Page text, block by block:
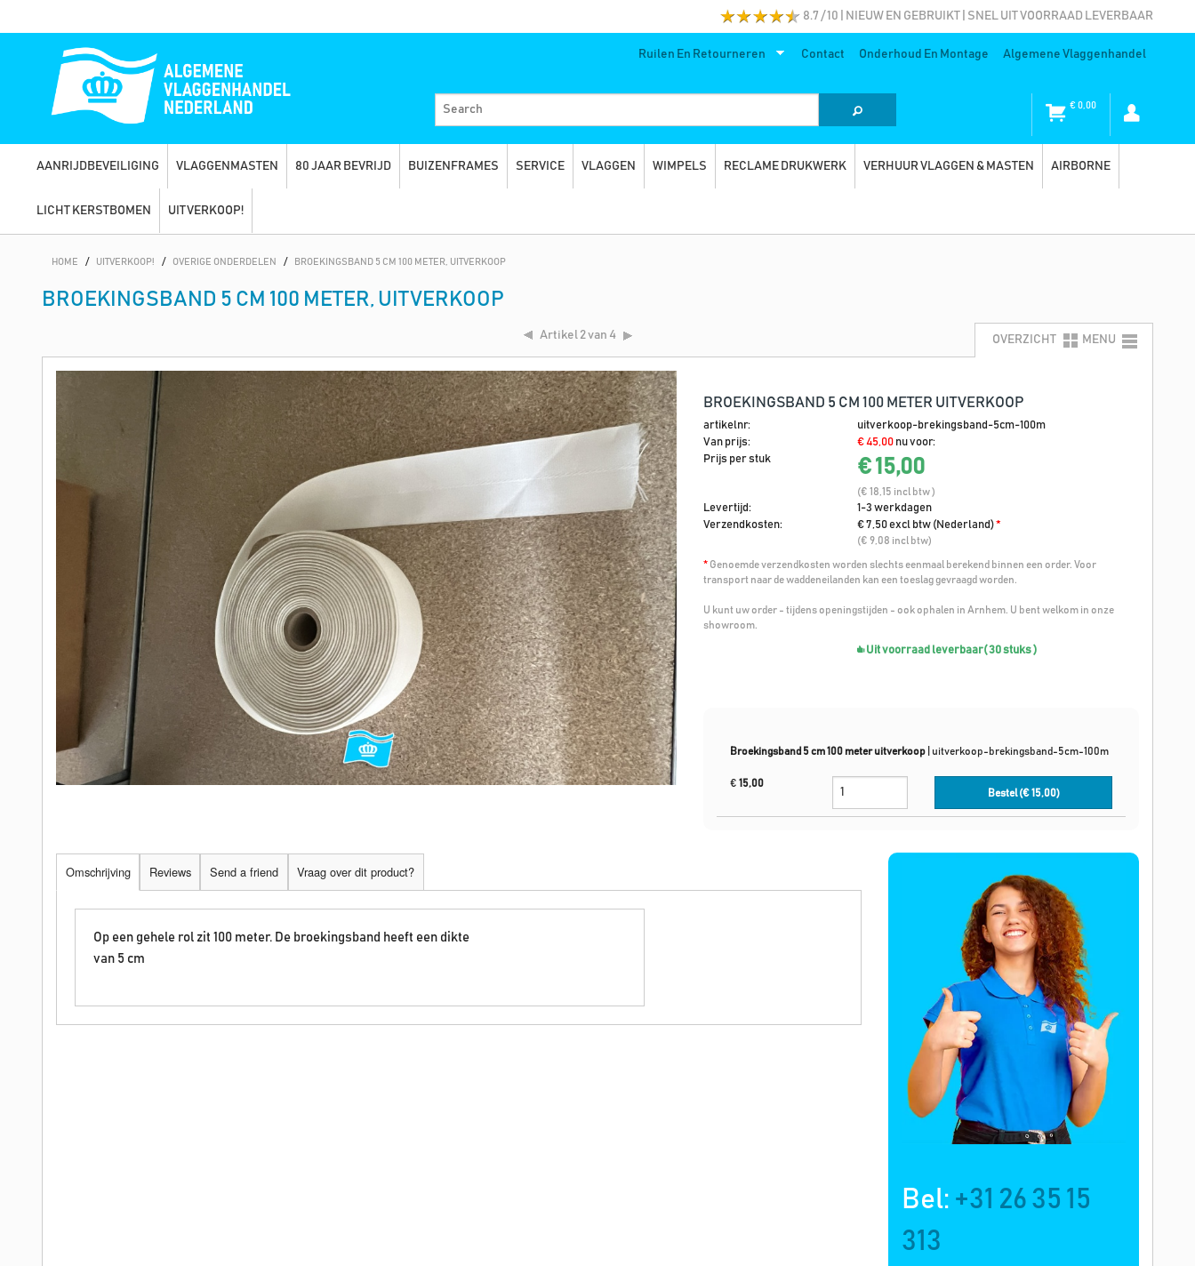
8.7 / 10 | NIEUW EN GEBRUIKT | SNEL UIT VOORRAAD LEVERBAAR
Ruilen En Retourneren Contact Onderhoud En Montage Algemene Vlaggenhandel
€0,00
AANRIJDBEVEILIGING VLAGGENMASTEN 80 JAAR BEVRIJD BUIZENFRAMES SERVICE VLAGGEN WIMPELS RECLAME DRUKWERK VERHUUR VLAGGEN & MASTEN AIRBORNE
LICHT KERSTBOMEN UITVERKOOP!
HOME / UITVERKOOP! / OVERIGE ONDERDELEN / BROEKINGSBAND 5 CM 100 METER, UITVERKOOP
BROEKINGSBAND 5 CM 100 METER, UITVERKOOP
Artikel 2 van 4 OVERZICHT MENU
BROEKINGSBAND 5 CM 100 METER UITVERKOOP
artikelnr:
uitverkoop-brekingsband-5cm-100m
Van prijs:
€ 45,00 nu voor:
Prijs per stuk
€ 15,00
(€ 18,15 incl btw )
Levertijd:
1-3 werkdagen
Verzendkosten:
€ 7,50 excl btw (Nederland)*
(€ 9,08 incl btw)
* Genoemde verzendkosten worden slechts eenmaal berekend binnen een order. Voor
transport naar de waddeneilanden kan een toeslag gevraagd worden.
U kunt uw order - tijdens openingstijden - ook ophalen in Arnhem. U bent welkom in onze
showroom.
Uit voorraad leverbaar( 30 stuks )
Broekingsband 5 cm 100 meter uitverkoop uitverkoop-brekingsband-5cm-100m
€ 15,00
Bestel (€15,00)
Bel: +31 26 35 15
313
Omschrijving Reviews Send a friend Vraag over dit product?
Op een gehele rol zit 100 meter. De broekingsband heeft een dikte
van 5 cm